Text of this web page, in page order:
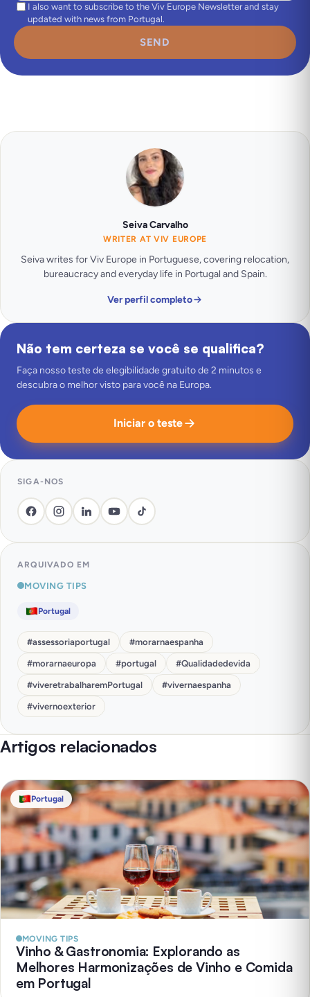
I also want to subscribe to the Viv Europe Newsletter and stay
updated with news from Portugal.
SEND
Seiva Carvalho
WRITER AT VIV EUROPE
Seiva writes for Viv Europe in Portuguese, covering relocation,
bureaucracy and everyday life in Portugal and Spain.
Ver perfil completo
Não tem certeza se você se qualifica?
Faça nosso teste de elegibilidade gratuito de 2 minutos e
descubra o melhor visto para você na Europa.
Iniciar o teste
SIGA-NOS
ARQUIVADO EM
MOVING TIPS
Portugal
#assessoriaportugal #morarnaespanha
#morarnaeuropa #portugal #Qualidadedevida
#viveretrabalharemPortugal #vivernaespanha
#vivernoexterior
Artigos relacionados
Portugal
MOVING TIPS
Vinho & Gastronomia: Explorando as
Melhores Harmonizações de Vinho e Comida
em Portugal